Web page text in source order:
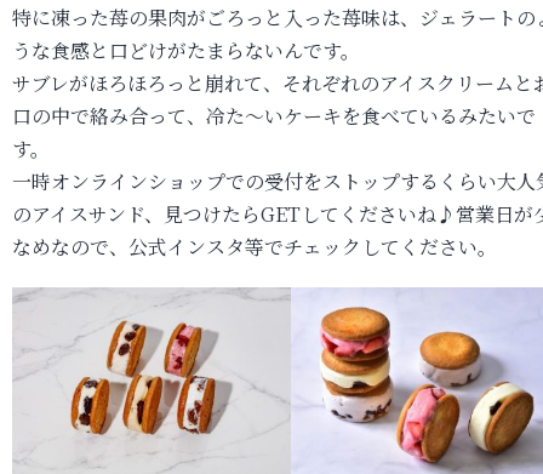
特に凍った苺の果肉がごろっと入った苺味は、ジェラートの
うな食感と口どけがたまらないんです。
サブレがほろほろっと崩れて、それぞれのアイスクリームと
口の中で絡み合って、冷た～いケーキを食べているみたいで
す。
一時オンラインショップでの受付をストップするくらい大人
のアイスサンド、見つけたらGETしてくださいね♪営業日が
なめなので、公式インスタ等でチェックしてください。